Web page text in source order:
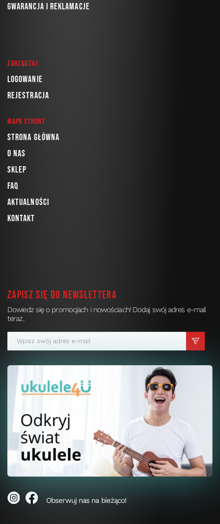
Gwarancja i reklamacje
Zarządzaj
Logowanie
Rejestracja
Mapa strony
Strona główna
O nas
Sklep
FAQ
Aktualności
Kontakt
Zapisz się do newslettera
Dowiedz się o promocjach i nowościach! Dodaj swój adres e-mail
teraz.
Obserwuj nas na bieżąco!